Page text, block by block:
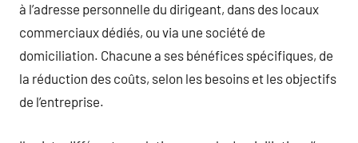
à l’adresse personnelle du dirigeant, dans des locaux
commerciaux dédiés, ou via une société de
domiciliation. Chacune a ses bénéfices spécifiques, de
la réduction des coûts, selon les besoins et les objectifs
de l’entreprise.